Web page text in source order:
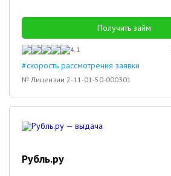
Получить займ
4.1
#скорость рассмотрения заявки
№ Лицензии 2-11-01-50-000301
Рубль.ру